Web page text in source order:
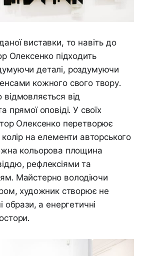
виставки, то навіть до
Олексенко підходить
деталі, роздумуючи
кожного свого твору.
від
прямої оповіді. У своїх
Олексенко перетворює
на елементи авторського
кольорова площина
рефлексіями та
Майстерно володіючи
художник створює не
образи, а енергетичні